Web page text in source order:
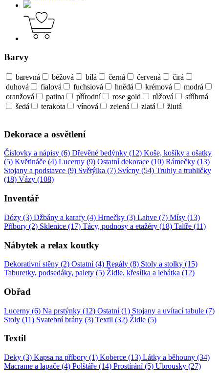
Barvy
barevná béžová bílá černá červená
čirá
duhová
fialová fuchsiová hnědá krémová
modrá
oranžová
patina přírodní rose gold růžová
stříbrná
šedá
terakota vínová zelená zlatá žlutá
Dekorace a osvětlení
Číslovky a nápisy (6) Dřevěné bedýnky (12) Koše, košíky a ošatky
(5) Květináče (4) Lucerny (9) Ostatní dekorace (10) Rámečky (13)
Stojany a podstavce (9) Světýlka (7) Svícny (54) Truhly a truhličky
(18) Vázy (108)
Inventář
Dózy (3) Džbány a karafy (4) Hrnečky (3) Lahve (7) Mísy (13)
Příbory (2) Sklenice (17) Tácy, podnosy a etažéry (18) Talíře (11)
Nábytek a relax koutky
Dekorativní stěny (2) Ostatní (4) Regály (8) Stoly a stolky (15)
Taburetky, podsedáky, palety (5) Židle, křesílka a lehátka (12)
Obřad
Lucerny (6) Na prstýnky (12) Ostatní (1) Stojany a uvítací tabule (7)
Stoly (11) Svatební brány (3) Textil (32) Židle (5)
Textil
Deky (3) Kapsa na příbory (1) Koberce (13) Látky a běhouny (34)
Macrame a lapače (4) Polštáře (14) Prostírání (5) Ubrousky (27)